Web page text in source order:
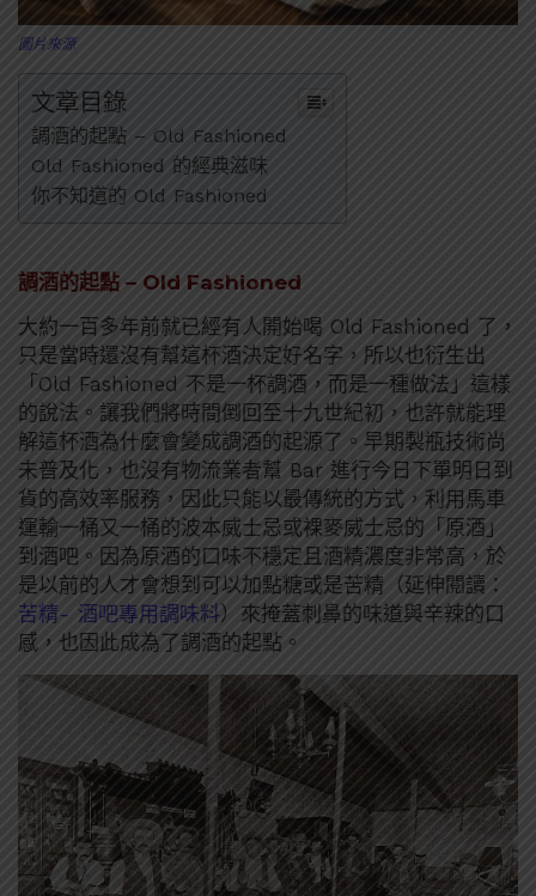
圖片來源
文章目錄
調酒的起點 – Old Fashioned
Old Fashioned 的經典滋味
你不知道的 Old Fashioned
調酒的起點 – Old Fashioned
大約一百多年前就已經有人開始喝 Old Fashioned 了，
只是當時還沒有幫這杯酒決定好名字，所以也衍生出
「Old Fashioned 不是一杯調酒，而是一種做法」這樣
的說法。讓我們將時間倒回至十九世紀初，也許就能理
解這杯酒為什麼會變成調酒的起源了。早期製瓶技術尚
未普及化，也沒有物流業者幫 Bar 進行今日下單明日到
貨的高效率服務，因此只能以最傳統的方式，利用馬車
運輸一桶又一桶的波本威士忌或裸麥威士忌的「原酒」
到酒吧。因為原酒的口味不穩定且酒精濃度非常高，於
是以前的人才會想到可以加點糖或是苦精（延伸閱讀：
苦精- 酒吧專用調味料）來掩蓋刺鼻的味道與辛辣的口
感，也因此成為了調酒的起點。